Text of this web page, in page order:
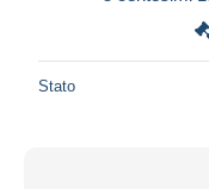
Stato